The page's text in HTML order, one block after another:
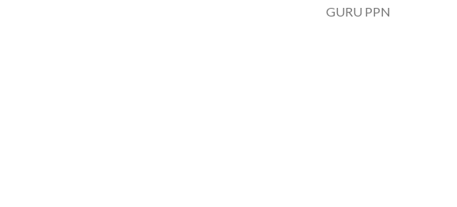
GURU PPN